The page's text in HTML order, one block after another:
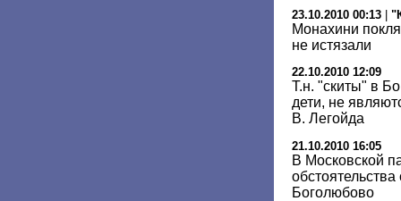
23.10.2010 00:13
Монахини
не истязали
22.10.2010 12:09
Т.н. "скиты" в
дети, не
В. Легойда
21.10.2010 16:05
В Московской
Боголюбово